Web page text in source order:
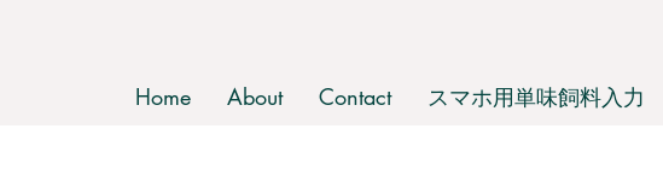
Home About Contact スマホ用単味飼料入力